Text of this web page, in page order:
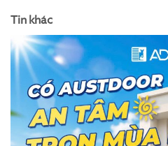
Tin khác